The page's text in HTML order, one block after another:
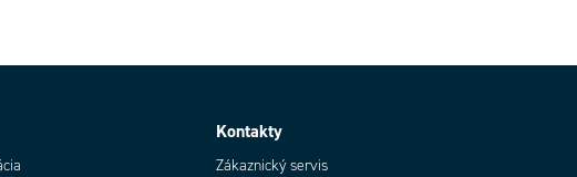
Kontakty
Zákaznický servis